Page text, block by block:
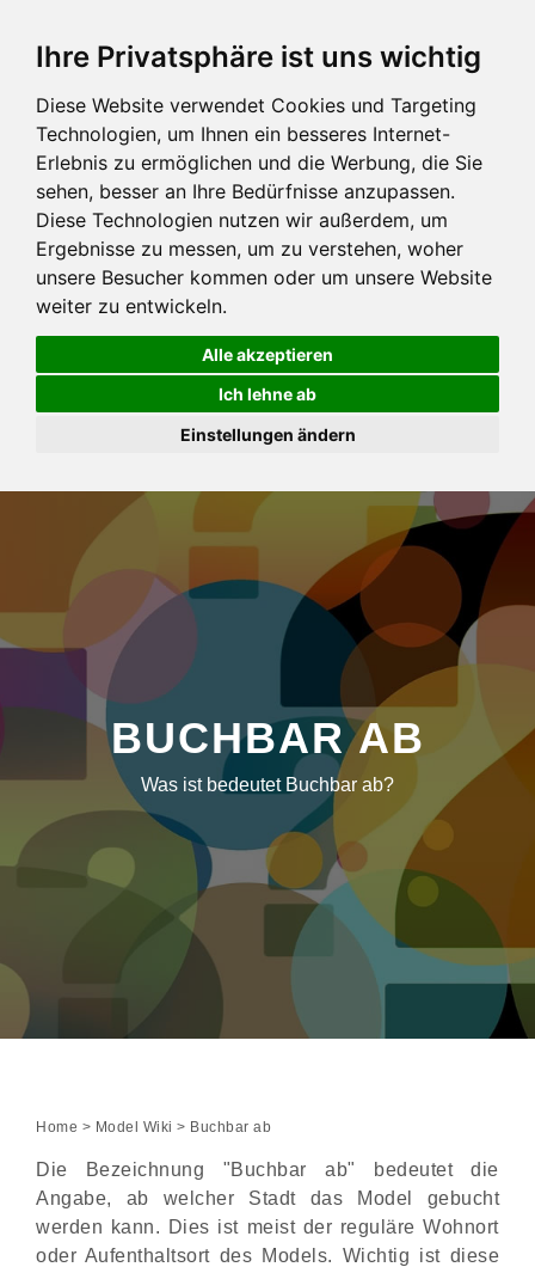
Ihre Privatsphäre ist uns wichtig
Diese Website verwendet Cookies und Targeting
Technologien, um Ihnen ein besseres Internet-
Erlebnis zu ermöglichen und die Werbung, die Sie
sehen, besser an Ihre Bedürfnisse anzupassen.
Diese Technologien nutzen wir außerdem, um
Ergebnisse zu messen, um zu verstehen, woher
unsere Besucher kommen oder um unsere Website
weiter zu entwickeln.
Alle akzeptieren
Ich lehne ab
Einstellungen ändern
BUCHBAR AB
Was ist bedeutet Buchbar ab?
Home > Model Wiki > Buchbar ab
Die Bezeichnung "Buchbar ab" bedeutet die
Angabe, ab welcher Stadt das Model gebucht
werden kann. Dies ist meist der reguläre Wohnort
oder Aufenthaltsort des Models. Wichtig ist diese